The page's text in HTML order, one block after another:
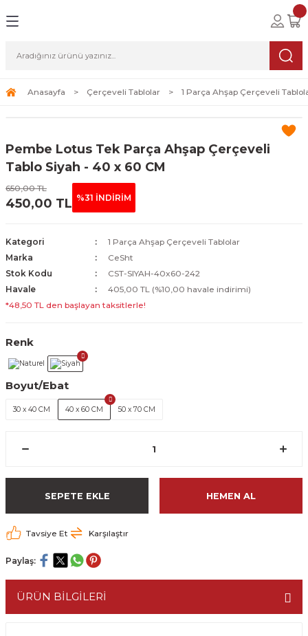
Tablolar
Tablolar
Sanat
Anasayfa Çerçeveli Tablolar 1 Parça Ahşap Çerçeveli
Pembe Lotus Tek Parça Ahşap Çerçeveli
Tablo Siyah - 40 x 60 CM
650,00 TL
450,00 TL %31 İNDİRİM
Kategori
1 Parça Ahşap Çerçeveli Tablolar
Marka
CeSht
Stok Kodu
CST-SIYAH-40x60-242
Havale
405,00 TL (%10,00 havale indirimi)
*48,50 TL den başlayan taksitlerle!
Renk
Boyut/Ebat
30 x 40 CM 40 x 60 CM 50 x 70 CM
SEPETE EKLE HEMEN AL
Tavsiye Et Karşılaştır
Paylaş:
ÜRÜN BİLGİLERİ